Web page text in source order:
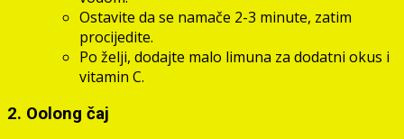
Ostavite da se namače 2-3 minute, zatim
procijedite.
Po želji, dodajte malo limuna za dodatni okus i
vitamin C.
2. Oolong čaj